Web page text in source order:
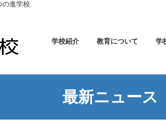
の進学校
学校紹介 教育について 学
最新ニュース